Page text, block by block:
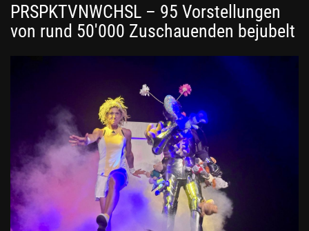
PRSPKTVNWCHSL – 95 Vorstellungen
von rund 50'000 Zuschauenden bejubelt